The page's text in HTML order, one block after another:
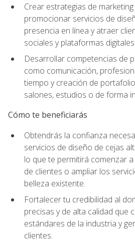
Crear estrategias de
promocionar servicios de
presencia en línea y atraer
sociales y plataformas digitales.
Desarrollar competencias de
como comunicación,
tiempo y creación de
salones, estudios o de forma
Cómo te beneficiarás
Obtendrás la confianza
servicios de diseño de cejas
lo que te permitirá comenzar
de clientes o ampliar los
belleza existente.
Fortalecer tu credibilidad al
precisas y de alta calidad que
estándares de la industria y
clientes.